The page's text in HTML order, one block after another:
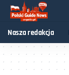
Nasza redakcja